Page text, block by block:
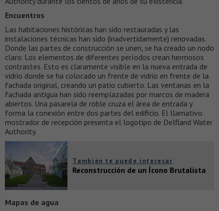
Encuentros
Las habitaciones históricas han sido restauradas y las
instalaciones técnicas han sido (inadvertidamente) renovadas.
Donde las partes de construcción se unen, se ha creado un nodo
claro. Los elementos de diferentes períodos crean hermosos
contrastes. Esto es claramente visible en la nueva entrada de
vidrio donde se ha colocado un frente de vidrio en frente de la
fachada original, creando un patio cubierto. Las ventanas en la
fachada antigua han sido reemplazadas por marcos de madera
abiertos. Una pasarela de roble cruza el área de entrada y
forma la conexión entre dos partes del edificio. El llamativo
mostrador de recepción presenta el logotipo de Delfland Water
Authority.
También te puede interesar
Reconstrucción de un Ícono Brutalista
Mapas de agua